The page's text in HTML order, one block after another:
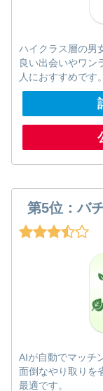
ハイクラス層の男
良い出会いやワン
人におすすめです。
第5位：バ
AIが自動でマッチ
面倒なやり取りを
最適です。